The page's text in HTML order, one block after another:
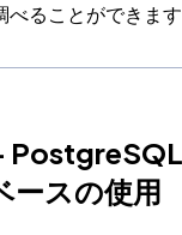
ることができます
ースの使用